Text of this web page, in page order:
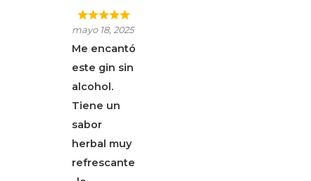
mayo 18, 2025
Me encantó
este gin sin
alcohol.
Tiene un
sabor
herbal muy
refrescante